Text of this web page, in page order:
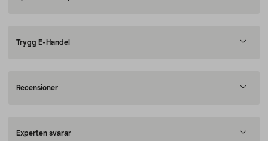
Trygg E-Handel
Recensioner
Experten svarar